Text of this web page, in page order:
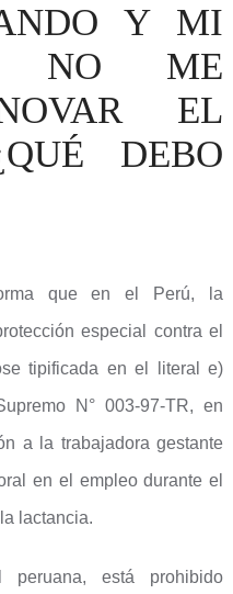
Y MI
NO ME
EL
DEBO
que en el Perú, la
especial contra el
tipificada en el literal e)
N° 003-97-TR, en
a la trabajadora gestante
en el empleo durante el
lactancia.
peruana, está prohibido